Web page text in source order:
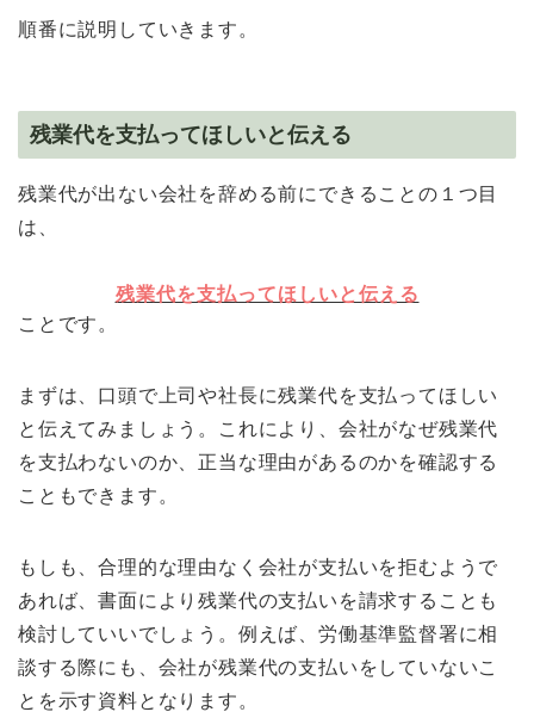
順番に説明していきます。
残業代を支払ってほしいと伝える
残業代が出ない会社を辞める前にできることの１つ目
は、
残業代を支払ってほしいと伝える
ことです。
まずは、口頭で上司や社長に残業代を支払ってほしい
と伝えてみましょう。これにより、会社がなぜ残業代
を支払わないのか、正当な理由があるのかを確認する
こともできます。
もしも、合理的な理由なく会社が支払いを拒むようで
あれば、書面により残業代の支払いを請求することも
検討していいでしょう。例えば、労働基準監督署に相
談する際にも、会社が残業代の支払いをしていないこ
とを示す資料となります。